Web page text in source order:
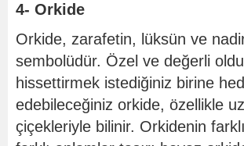
4- Orkide
Orkide, zarafetin, lüksün ve
sembolüdür. Özel ve değerli
hissettirmek istediğiniz birine
edebileceğiniz orkide, özellikle
çiçekleriyle bilinir. Orkidenin